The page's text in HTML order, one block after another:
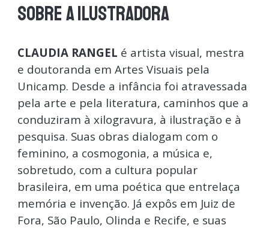
SOBREA ILUSTRADORA
CLAUDIA RANGEL é artista visual, mestra
e doutoranda em Artes Visuais pela
Unicamp. Desde a infância foi atravessada
pela arte e pela literatura, caminhos que a
conduziram à xilogravura, à ilustração e à
pesquisa. Suas obras dialogam com o
feminino, a cosmogonia, a música e,
sobretudo, com a cultura popular
brasileira, em uma poética que entrelaça
memória e invenção. Já expôs em Juiz de
Fora, São Paulo, Olinda e Recife, e suas